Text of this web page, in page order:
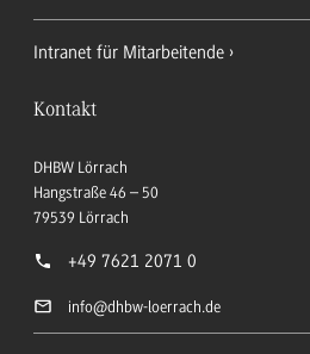
Intranet für Mitarbeitende
Kontakt
DHBW Lörrach
Hangstraße 46 – 50
79539 Lörrach
+49 7621 2071 0
info@dhbw-loerrach.de